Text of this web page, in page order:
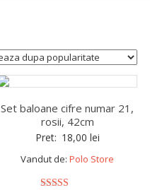
Set baloane cifre numar 21,
rosii, 42cm
Pret: 18,00 lei
Vandut de:Polo Store